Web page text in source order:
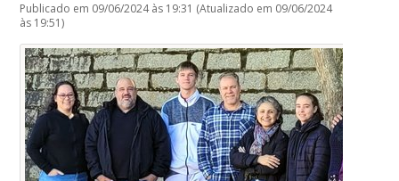
Publicado em 09/06/2024 às 19:31 (Atualizado em 09/06/2024
às 19:51)